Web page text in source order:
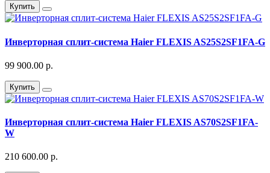
Купить
Инверторная сплит-система Haier FLEXIS AS25S2SF1FA-G
99 900.00 р.
Купить
Инверторная сплит-система Haier FLEXIS AS70S2SF1FA-
W
210 600.00 р.